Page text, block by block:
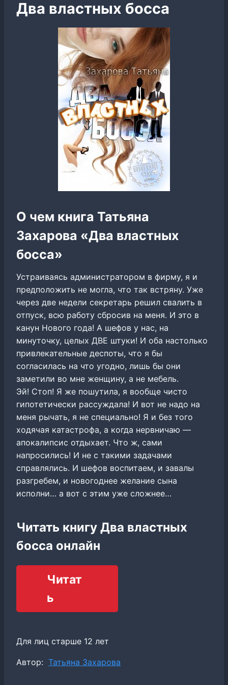
Два властных босса
О чем книга Татьяна
Захарова «Два властных
босса»
Устраиваясь администратором в фирму, я и
предположить не могла, что так встряну. Уже
через две недели секретарь решил свалить в
отпуск, всю работу сбросив на меня. И это в
канун Нового года! А шефов у нас, на
минуточку, целых ДВЕ штуки! И оба настолько
привлекательные деспоты, что я бы
согласилась на что угодно, лишь бы они
заметили во мне женщину, а не мебель.
Эй! Стоп! Я же пошутила, я вообще чисто
гипотетически рассуждала! И вот не надо на
меня рычать, я не специально! Я и без того
ходячая катастрофа, а когда нервничаю —
апокалипсис отдыхает. Что ж, сами
напросились! И не с такими задачами
справлялись. И шефов воспитаем, и завалы
разгребем, и новогоднее желание сына
исполни… а вот с этим уже сложнее…
Читать книгу Два властных
босса онлайн
Читат
ь
Для лиц старше 12 лет
Метки
Автор: Татьяна Захарова